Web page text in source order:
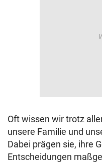
Oft wissen wir trotz
unsere Familie und
Dabei prägen sie, ihre
Entscheidungen